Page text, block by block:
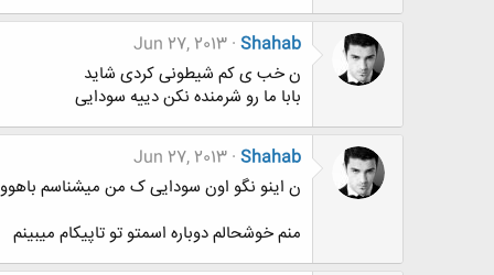
Shahab
Jun 27, 2013
ن خب ی کم شیطونی کردی شاید
بابا ما رو شرمنده نکن دییه سودایی
Shahab
Jun 27, 2013
ن اینو نگو اون سودایی ک من میشناسم
منم خوشحالم دوباره اسمتو تو تاپیکام میبینم